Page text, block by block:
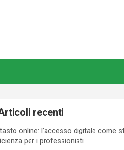
recenti
online: l’accesso digitale come
per i professionisti